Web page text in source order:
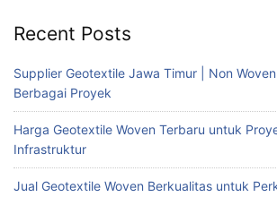
Recent Posts
Supplier Geotextile Jawa Timur | Non
Berbagai Proyek
Harga Geotextile Woven Terbaru untuk
Infrastruktur
Jual Geotextile Woven Berkualitas untuk